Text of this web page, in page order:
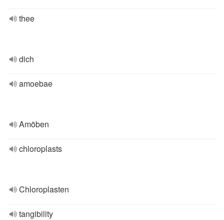
thee
dich
amoebae
Amöben
chloroplasts
Chloroplasten
tangibility